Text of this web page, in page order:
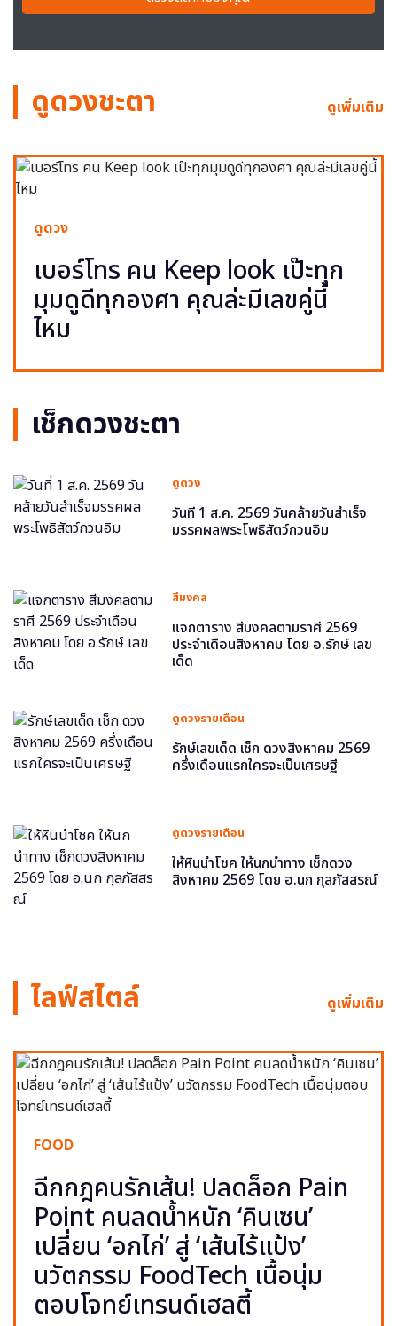
ดูดวงชะตา ดูเพิ่มเติม
ดูดวง
เบอร์โทร คน Keep look เป๊ะทุก
มุมดูดีทุกองศา คุณล่ะมีเลขคู่นี้
ไหม
เช็กดวงชะตา
ดูดวง
วันที่ 1 ส.ค. 2569 วันคล้ายวันสำเร็จ
มรรคผลพระโพธิสัตว์กวนอิม
สีมงคล
แจกตาราง สีมงคลตามราศี 2569
ประจำเดือนสิงหาคม โดย อ.รักษ์ เลข
เด็ด
ดูดวงรายเดือน
รักษ์เลขเด็ด เช็ก ดวงสิงหาคม 2569
ครึ่งเดือนแรกใครจะเป็นเศรษฐี
ดูดวงรายเดือน
ให้หินนำโชค ให้นกนำทาง เช็กดวง
สิงหาคม 2569 โดย อ.นก กุลภัสสรณ์
ไลฟ์สไตล์ ดูเพิ่มเติม
FOOD
ฉีกกฎคนรักเส้น! ปลดล็อก Pain
Point คนลดน้ำหนัก ‘คินเซน’
เปลี่ยน ‘อกไก่’ สู่ ‘เส้นไร้แป้ง’
นวัตกรรม FoodTech เนื้อนุ่ม
ตอบโจทย์เทรนด์เฮลตี้